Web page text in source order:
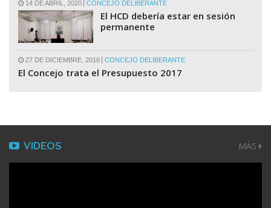
14 DE ABRIL, 2020 CONCEJO DELIBERANTE
El HCD debería estar en sesión
permanente
27 DE DICIEMBRE, 2016 CONCEJO DELIBERANTE
El Concejo trata el Presupuesto 2017
VIDEOS MÁS